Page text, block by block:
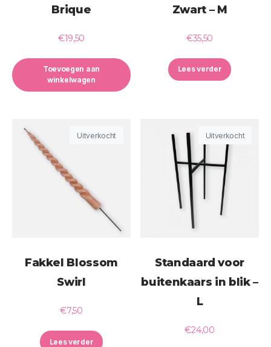
Brique
€19,50
Toevoegen aan
winkelwagen
Zwart – M
€35,50
Lees verder
Uitverkocht
Fakkel Blossom
Swirl
€7,50
Lees verder
Uitverkocht
Standaard voor
buitenkaars in blik –
L
€24,00